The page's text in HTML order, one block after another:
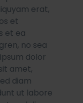
erat,
et
et ea
no sea
dolor
amet,
diam
ut labore